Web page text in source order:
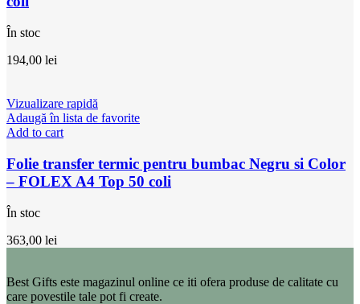
În stoc
194,00 lei
Vizualizare rapidă
Adaugă în lista de favorite
Add to cart
Folie transfer termic pentru bumbac Negru si Color
– FOLEX A4 Top 50 coli
În stoc
363,00 lei
Best Gifts este magazinul online ce iti ofera produse de calitate cu
care povestile tale pot fi create.